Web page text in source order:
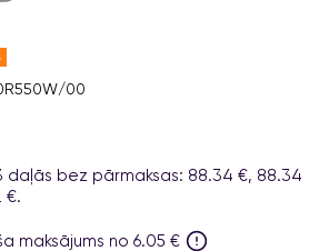
00
daļās bez pārmaksas: 88.34 €, 88.34
€.
maksājums no 6.05 €